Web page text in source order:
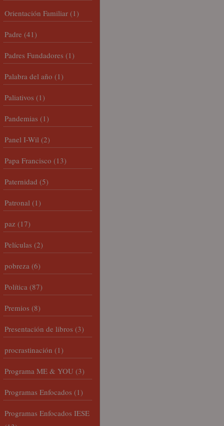
Orientación Familiar (1)
Padre (41)
Padres Fundadores (1)
Palabra del año (1)
Paliativos (1)
Pandemias (1)
Panel I-Wil (2)
Papa Francisco (13)
Paternidad (5)
Patronal (1)
paz (17)
Películas (2)
pobreza (6)
Política (87)
Premios (8)
Presentación de libros (3)
procrastinación (1)
Programa ME & YOU (3)
Programas Enfocados (1)
Programas Enfocados IESE